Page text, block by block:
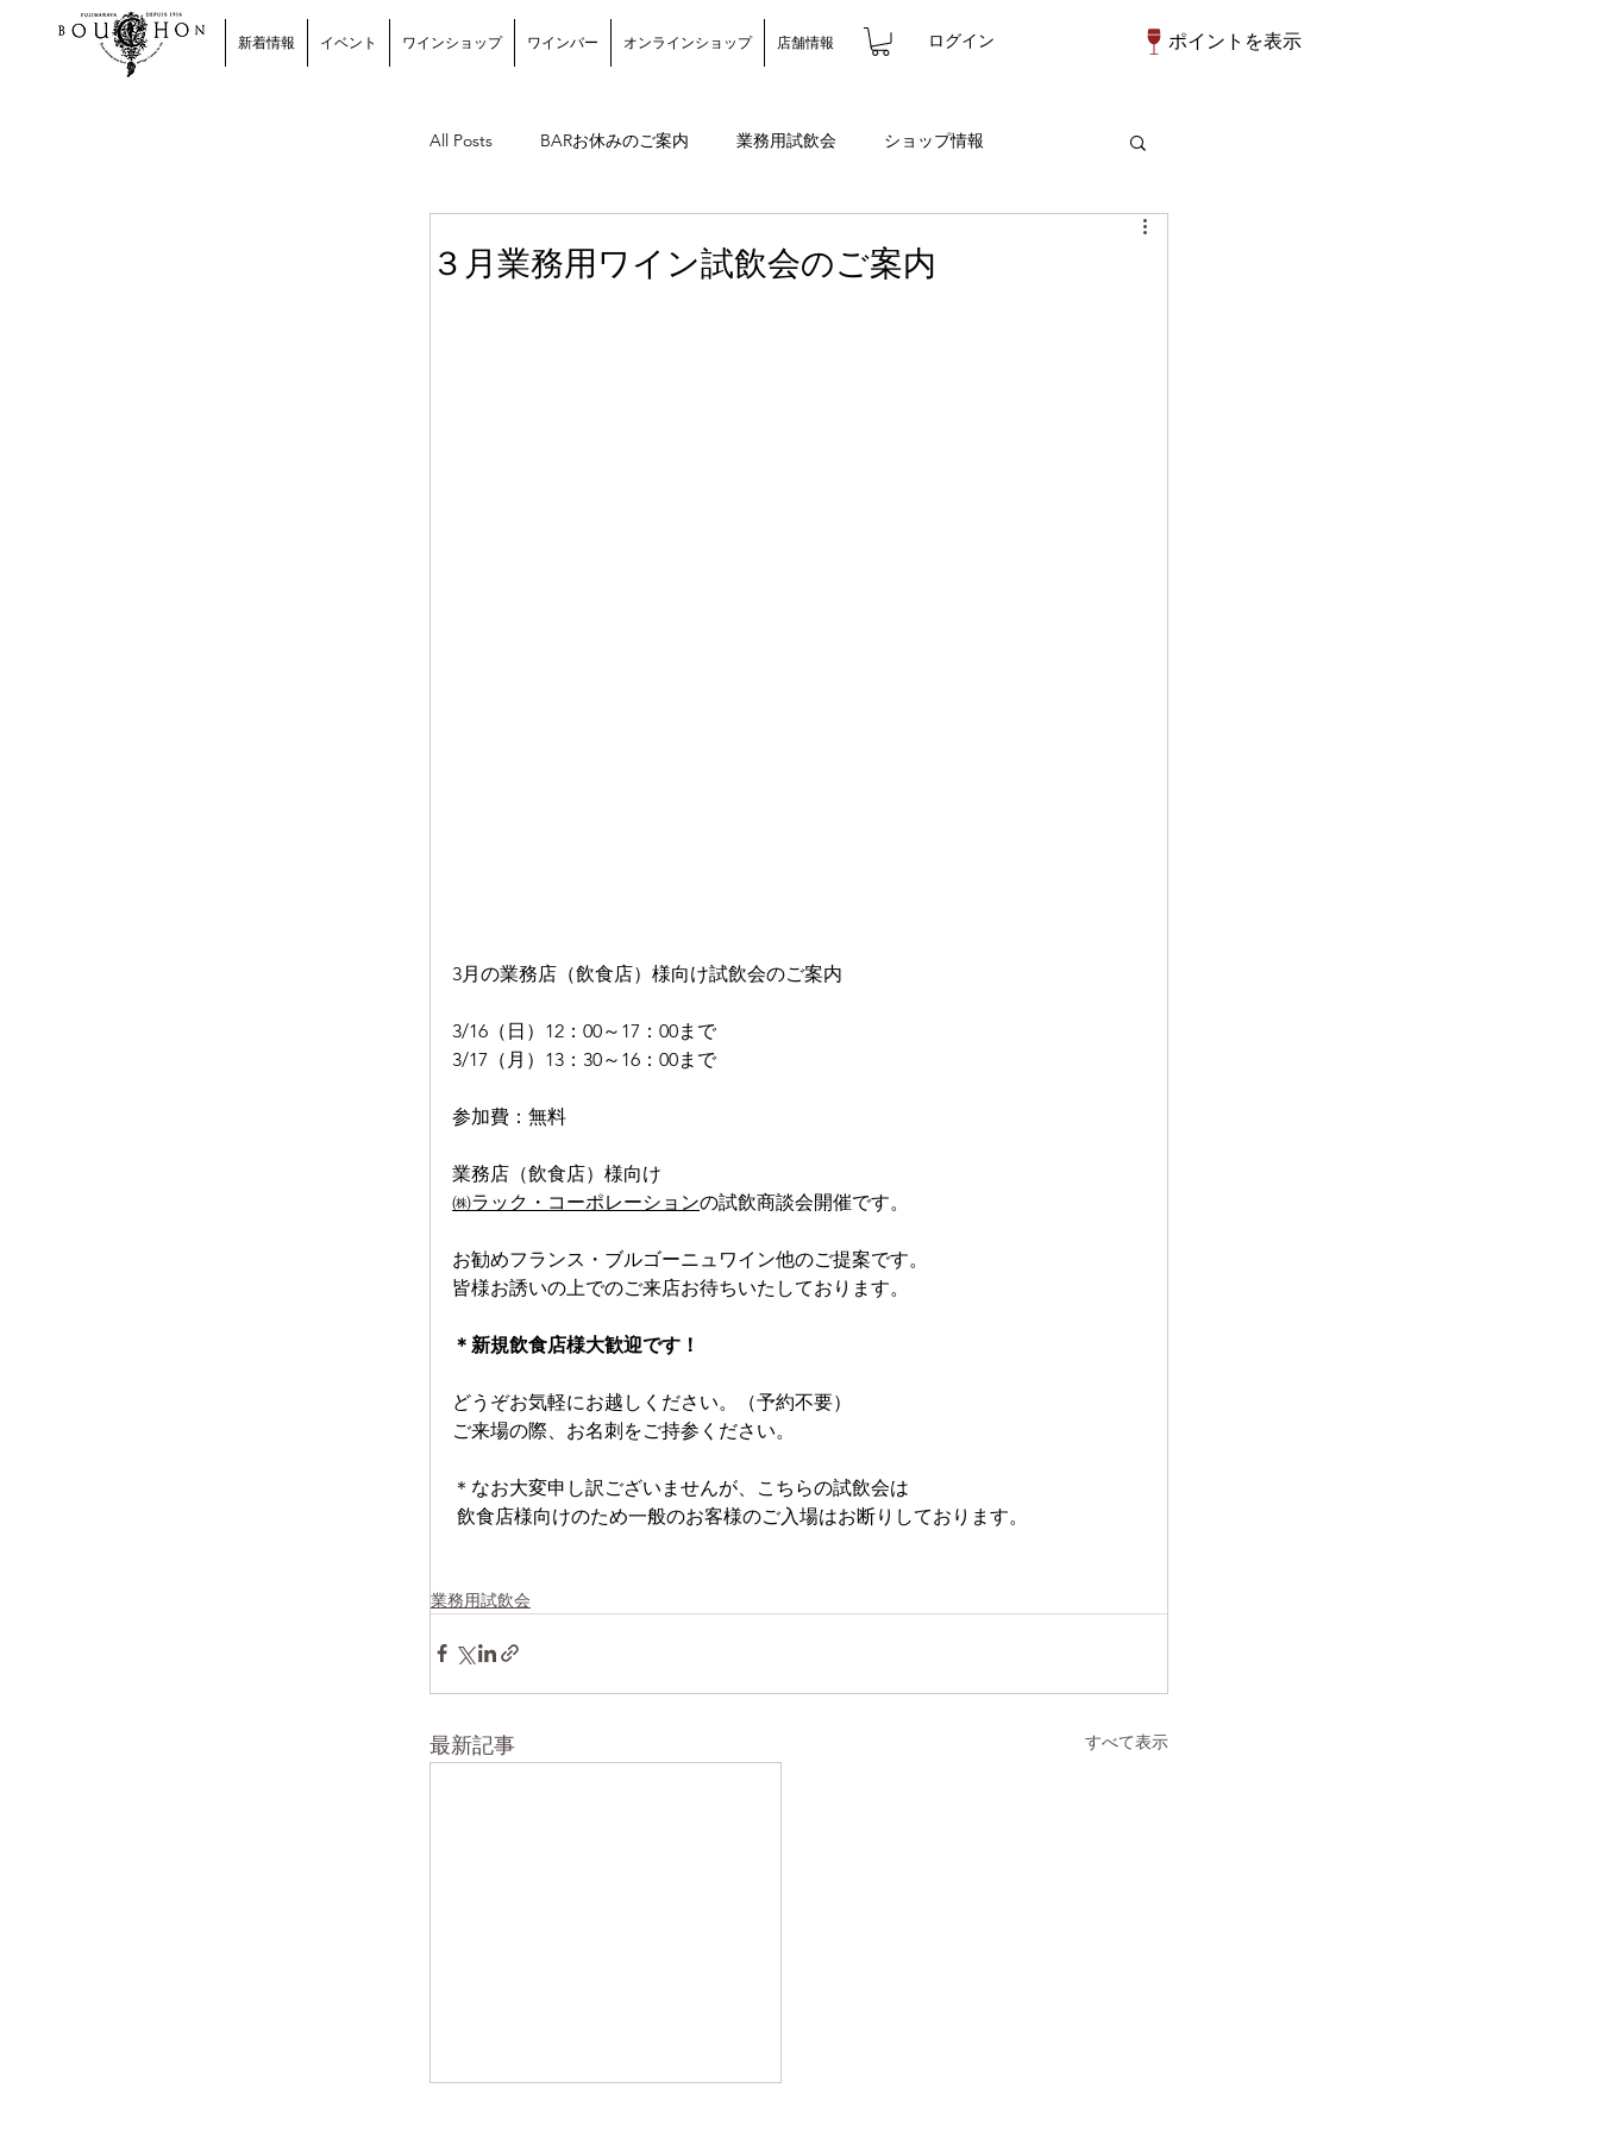
新着情報 イベント ワインショップ ワインバー オンラインショップ 店舗情報 ログイン ポイントを表示
All Posts BARお休みのご案内 業務用試飲会 ショップ情報
３月業務用ワイン試飲会のご案内
3月の業務店（飲食店）様向け試飲会のご案内
3/16（日）12：00～17：00まで
3/17（月）13：30～16：00まで
参加費：無料
業務店（飲食店）様向け
㈱ラック・コーポレーションの試飲商談会開催です。
お勧めフランス・ブルゴーニュワイン他のご提案です。
皆様お誘いの上でのご来店お待ちいたしております。
＊新規飲食店様大歓迎です！
どうぞお気軽にお越しください。（予約不要）
​ご来場の際、お名刺をご持参ください。
＊なお大変申し訳ございませんが、こちらの試飲会は
飲食店様向けのため一般のお客様のご入場はお断りしております。
業務用試飲会
最新記事 すべて表示